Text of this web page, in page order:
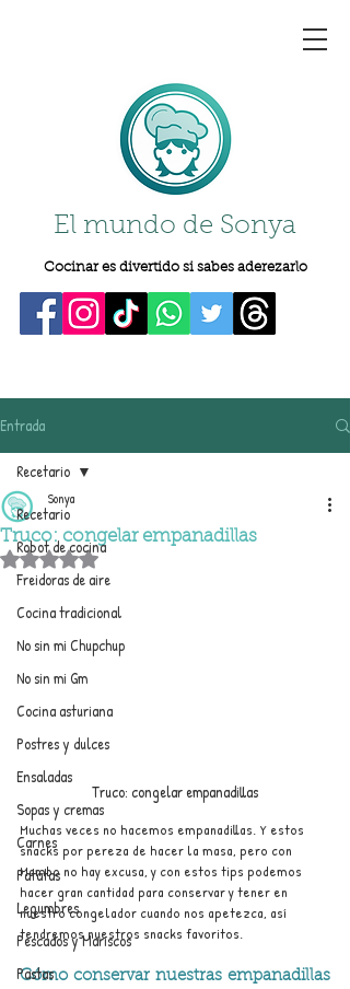
El mundo de Sonya
Cocinar es divertido si sabes aderezarlo
Entrada
Recetario
Robot de cocina
Freidoras de aire
Cocina tradicional
No sin mi Chupchup
No sin mi Gm
Cocina asturiana
Postres y dulces
Ensaladas
Sopas y cremas
Carnes
Patatas
Legumbres
Pescados y Mariscos
Pastas
Recetario
Truco: congelar empanadillas
Sonya
Obtuvo NaN de 5 estrellas.
Truco: congelar empanadillas
Muchas veces no hacemos empanadillas. Y estos
snacks por pereza de hacer la masa, pero con
Mambo no hay excusa, y con estos tips podemos
hacer gran cantidad para conservar y tener en
nuestro congelador cuando nos apetezca, así
tendremos nuestros snacks favoritos.
Cómo conservar nuestras empanadillas